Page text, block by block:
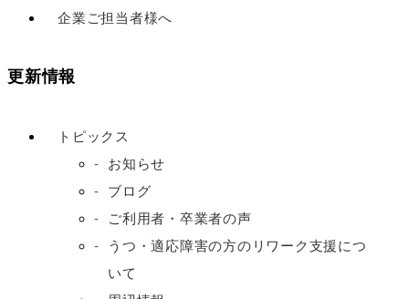
企業ご担当者様へ
更新情報
トピックス
お知らせ
ブログ
ご利用者・卒業者の声
うつ・適応障害の方のリワーク支援につ
いて